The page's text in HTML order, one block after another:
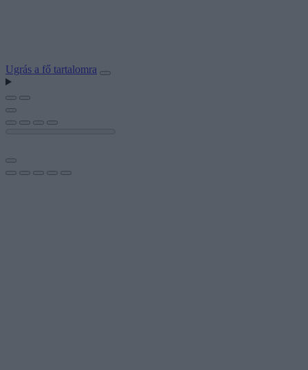
Ugrás a fő tartalomra